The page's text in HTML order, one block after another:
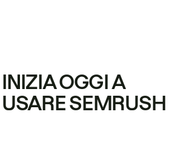
INIZIA OGGI A
USARE SEMRUSH